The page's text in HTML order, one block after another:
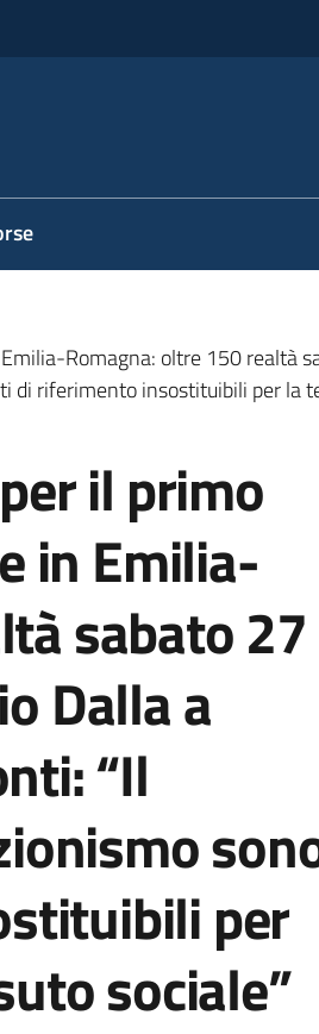
Romagna: oltre 150 realtà
di riferimento insostituibili per la
il primo
in Emilia-
sabato 27
Dalla a
“Il
per
sociale”